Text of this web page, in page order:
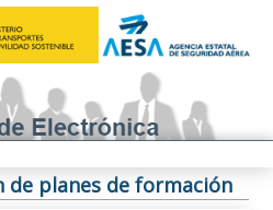
de planes de formación